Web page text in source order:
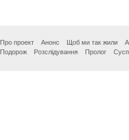
Про проект Анонс Щоб ми так жили
Подорож
Розслідування Пролог